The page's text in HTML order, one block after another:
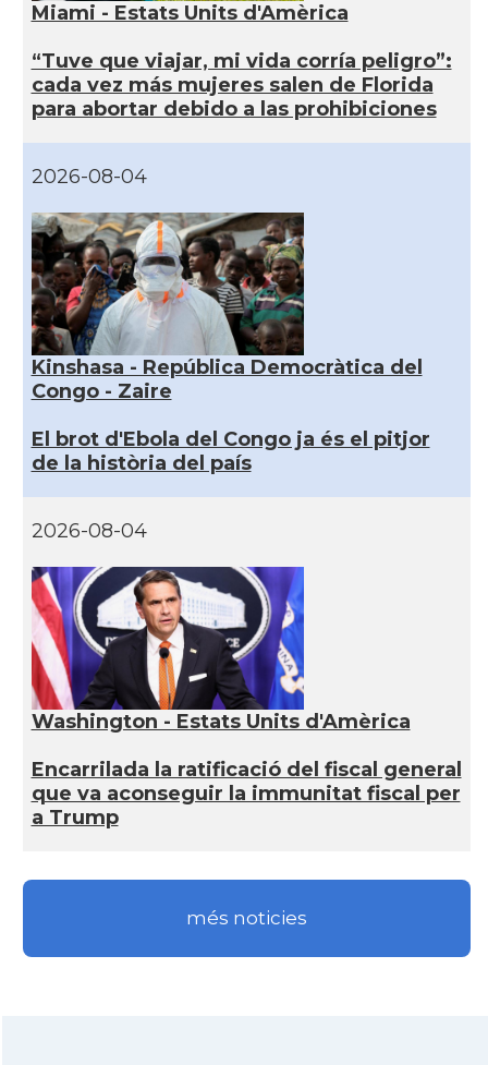
Miami - Estats Units d'Amèrica
“Tuve que viajar, mi vida corría peligro”:
cada vez más mujeres salen de Florida
para abortar debido a las prohibiciones
2026-08-04
Kinshasa - República Democràtica del
Congo - Zaire
El brot d'Ebola del Congo ja és el pitjor
de la història del país
2026-08-04
Washington - Estats Units d'Amèrica
Encarrilada la ratificació del fiscal general
que va aconseguir la immunitat fiscal per
a Trump
més noticies